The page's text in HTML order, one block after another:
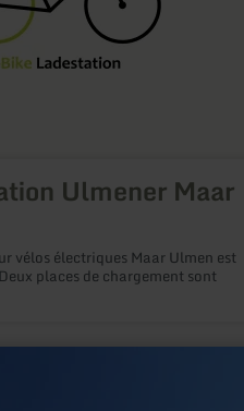
Ulmener Maar
vélos électriques Maar Ulmen est
places de chargement sont